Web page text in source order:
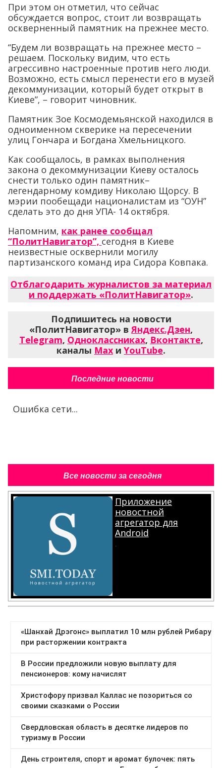
При этом он отметил, что сейчас
обсуждается вопрос, стоит ли возвращать
оскверненный памятник на прежнее место.
“Будем ли возвращать на прежнее место –
решаем. Поскольку видим, что есть
агрессивно настроенные против него люди.
Возможно, есть смысл перенести его в музей
декоммунизации, который будет открыт в
Киеве”, – говорит чиновник.
Памятник Зое Космодемьянской находился в
одноименном скверике на пересечении
улиц Гончара и Богдана Хмельницкого.
Как сообщалось, в рамках выполнения
закона о декоммунизации Киеву осталось
снести только один памятник–
легендарному комдиву Николаю Щорсу. В
мэрии пообещади националистам из “ОУН”
сделать это до дня УПА- 14 октября.
Напомним, как ранее сообщал
“ПолитНавигатор”, сегодня в Киеве
неизвестные осквернили могилу
партизанского команд ира Сидора Ковпака.
Отблагодарить журналистов за материал
и поддержать «ПолитНавигатор».
Подпишитесь на новости
«ПолитНавигатор» в Яндекс.Дзен,
Telegram, Одноклассниках, Вконтакте,
каналы Max и YouTube.
Последние новости
Ошибка сети...
Все новости за сегодня
Приложение
новостной
агрегатор для
Android
.